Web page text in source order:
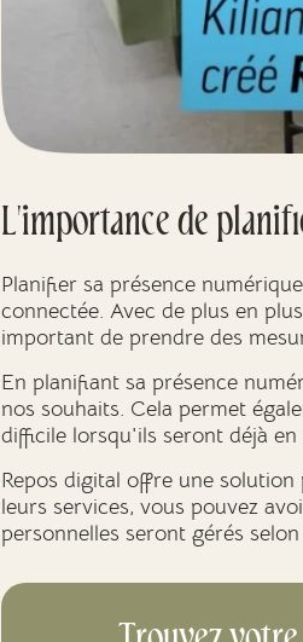
L'importance de
Planifier sa présence
connectée. Avec de plus en
important de prendre des
En planifiant sa présence
nos souhaits. Cela permet
difficile lorsqu'ils seront déjà en
Repos digital offre une
leurs services, vous pouvez
personnelles seront gérés